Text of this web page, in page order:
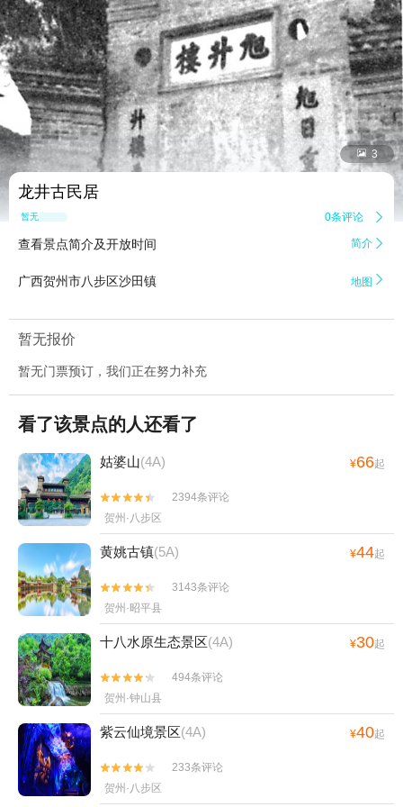
 3
龙井古民居
暂无点评 0条评论 
查看景点简介及开放时间 简介 
广西贺州市八步区沙田镇 地图 
暂无报价
暂无门票预订，我们正在努力补充
看了该景点的人还看了
姑婆山(4A) ¥66起


2394条评论
贺州·八步区
黄姚古镇(5A) ¥44起


3143条评论
贺州·昭平县
十八水原生态景区(4A) ¥30起


494条评论
贺州·钟山县
紫云仙境景区(4A) ¥40起


233条评论
贺州·八步区
